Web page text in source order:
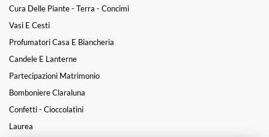
Cura Delle Piante - Terra - Concimi
Vasi E Cesti
Profumatori Casa E Biancheria
Candele E Lanterne
Partecipazioni Matrimonio
Bomboniere Claraluna
Confetti - Cioccolatini
Laurea